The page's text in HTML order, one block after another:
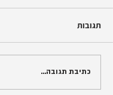
מה זה DATA
VISUALIZATION?
תגובות
כתיבת תגובה...